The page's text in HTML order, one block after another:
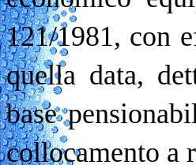
121/1981, con
quella data,
base
collocamento a